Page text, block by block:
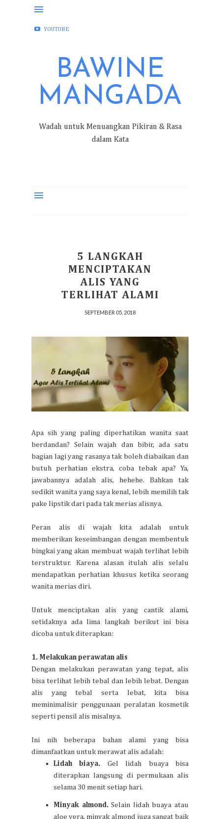
FACEBOOK
YOUTUBE
BAWINE
MANGADA
Wadah untuk Menuangkan Pikiran & Rasa
dalam Kata
5 LANGKAH
MENCIPTAKAN
ALIS YANG
TERLIHAT ALAMI
SEPTEMBER 05, 2018
Apa sih yang paling diperhatikan wanita saat
berdandan? Selain wajah dan bibir, ada satu
bagian lagi yang rasanya tak boleh diabaikan dan
butuh perhatian ekstra, coba tebak apa? Ya,
jawabannya adalah alis, hehehe. Bahkan tak
sedikit wanita yang saya kenal, lebih memilih tak
pake lipstik dari pada tak merias alisnya.
Peran alis di wajah kita adalah untuk
memberikan keseimbangan dengan membentuk
bingkai yang akan membuat wajah terlihat lebih
terstruktur. Karena alasan itulah alis selalu
mendapatkan perhatian khusus ketika seorang
wanita merias diri.
Untuk menciptakan alis yang cantik alami,
setidaknya ada lima langkah berikut ini bisa
dicoba untuk diterapkan:
1. Melakukan perawatan alis
Dengan melakukan perawatan yang tepat, alis
bisa terlihat lebih tebal dan lebih lebat. Dengan
alis yang tebal serta lebat, kita bisa
meminimalisir penggunaan peralatan kosmetik
seperti pensil alis misalnya.
Ini nih beberapa bahan alami yang bisa
dimanfaatkan untuk merawat alis adalah:
Lidah biaya. Gel lidah buaya bisa
diterapkan langsung di permukaan alis
selama 30 menit setiap hari.
Minyak almond.Selain lidah buaya atau
aloe vera, minyak almond juga sangat baik